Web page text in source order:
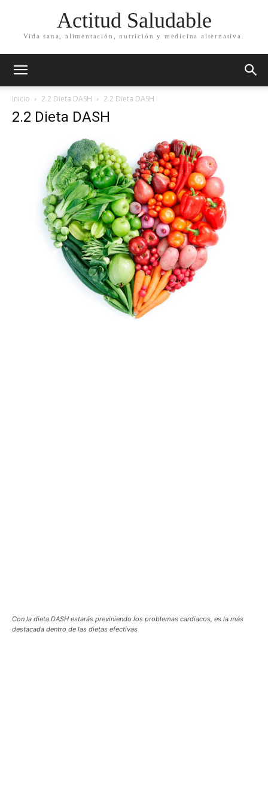
Actitud Saludable
Vida sana, alimentación, nutrición y medicina alternativa.
Inicio 2.2 Dieta DASH 2.2 Dieta DASH
2.2 Dieta DASH
Con la dieta DASH estarás previniendo los problemas cardiacos, es la más
destacada dentro de las dietas efectivas